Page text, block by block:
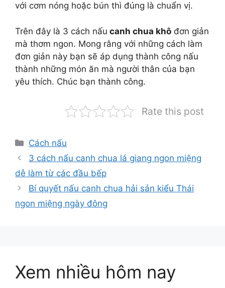
với cơm nóng hoặc bún thì đúng là chuẩn vị.
Trên đây là 3 cách nấu canh chua khô đơn giản
mà thơm ngon. Mong rằng với những cách làm
đơn giản này bạn sẽ áp dụng thành công nấu
thành những món ăn mà người thân của bạn
yêu thích. Chúc bạn thành công.
Rate this post
Danh
mục
Cách nấu
3 cách nấu canh chua lá giang ngon miệng
dễ làm từ các đầu bếp
Bí quyết nấu canh chua hải sản kiểu Thái
ngon miệng ngày đông
Xem nhiều hôm nay